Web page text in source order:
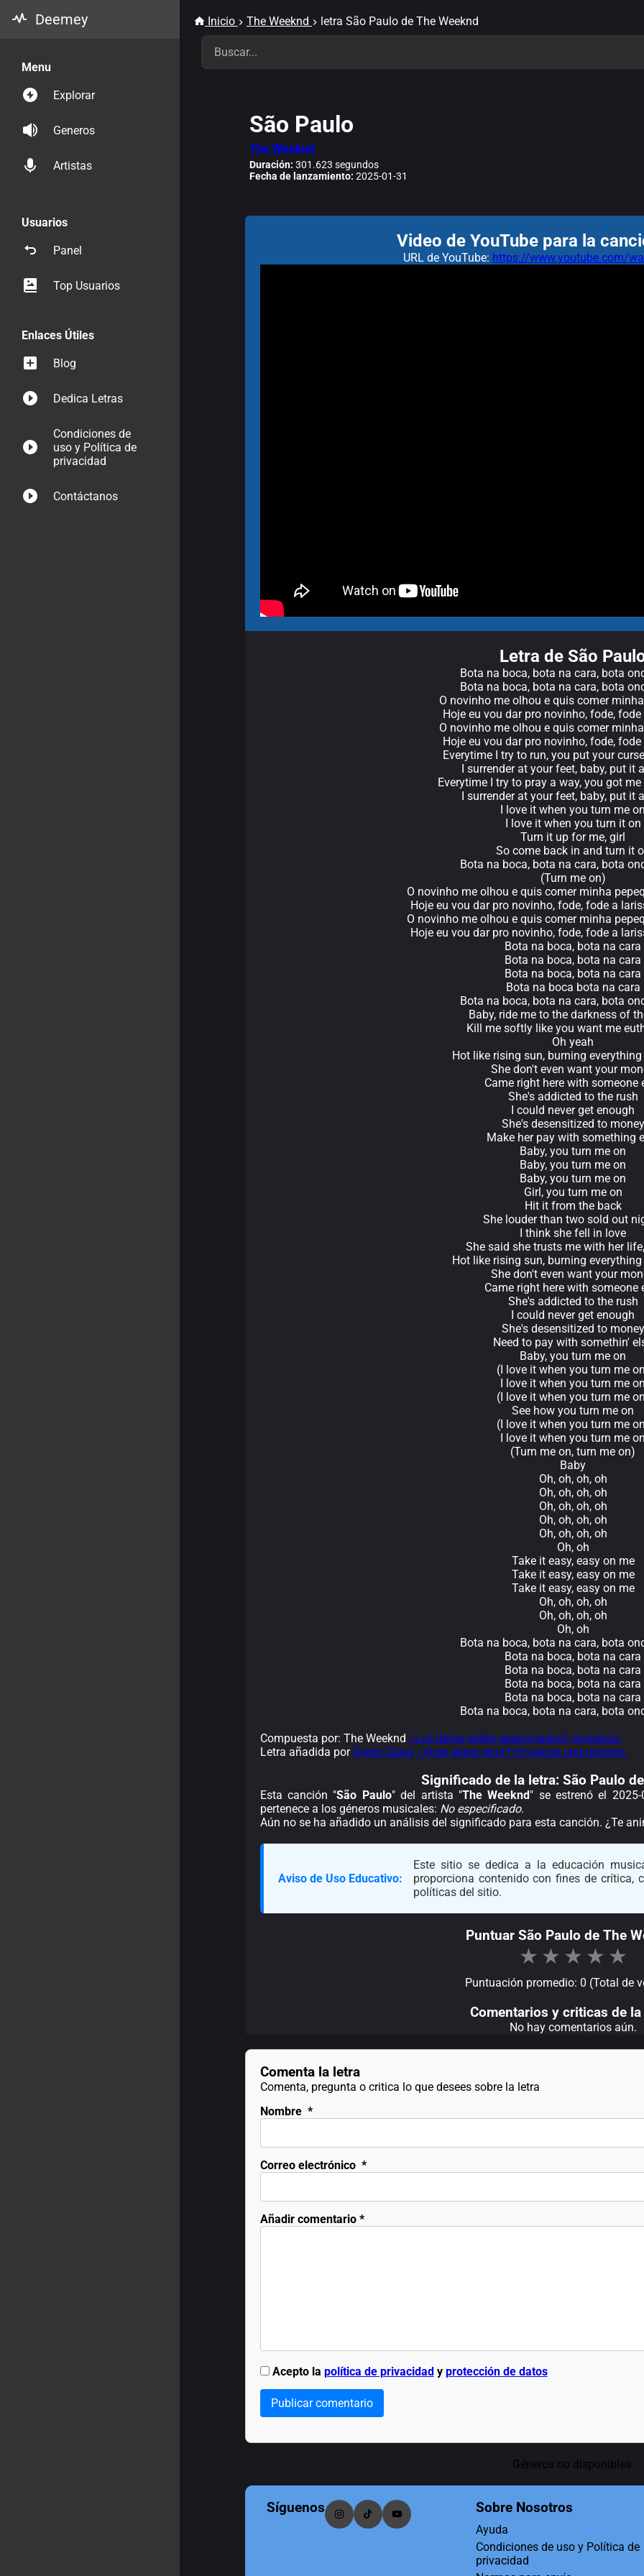
Deemey
Menu
Explorar
Generos
Artistas
Usuarios
Panel
Top Usuarios
Enlaces Útiles
Blog
Dedica Letras
Condiciones de
uso y Política de
privacidad
Contáctanos
Inicio The Weeknd letra São Paulo de The Weeknd
São Paulo
The Weeknd
Duración: 301.623 segundos
Fecha de lanzamiento: 2025-01-31
Video de YouTube para la
URL de YouTube: https://www.youtube.com/
Letra de São
Bota na boca, bota na cara, bota
Bota na boca, bota na cara, bota
O novinho me olhou e quis comer
Hoje eu vou dar pro novinho, fode,
O novinho me olhou e quis comer
Hoje eu vou dar pro novinho, fode,
Everytime I try to run, you put your
I surrender at your feet, baby, put it
Everytime I try to pray a way, you got
I surrender at your feet, baby, put it
I love it when you turn me on
I love it when you turn it on
Turn it up for me, girl
So come back in and turn it
Bota na boca, bota na cara, bota
(Turn me on)
O novinho me olhou e quis comer minha
Hoje eu vou dar pro novinho, fode, fode a
O novinho me olhou e quis comer minha
Hoje eu vou dar pro novinho, fode, fode a
Bota na boca, bota na cara
Bota na boca, bota na cara
Bota na boca, bota na cara
Bota na boca bota na cara
Bota na boca, bota na cara, bota
Baby, ride me to the darkness of
Kill me softly like you want me
Oh yeah
Hot like rising sun, burning
She don't even want your
Came right here with someone
She's addicted to the rush
I could never get enough
She's desensitized to money
Make her pay with something
Baby, you turn me on
Baby, you turn me on
Baby, you turn me on
Girl, you turn me on
Hit it from the back
She louder than two sold out
I think she fell in love
She said she trusts me with her
Hot like rising sun, burning
She don't even want your
Came right here with someone
She's addicted to the rush
I could never get enough
She's desensitized to money
Need to pay with somethin'
Baby, you turn me on
(I love it when you turn me
I love it when you turn me on
(I love it when you turn me
See how you turn me on
(I love it when you turn me
I love it when you turn me on
(Turn me on, turn me on)
Baby
Oh, oh, oh, oh
Oh, oh, oh, oh
Oh, oh, oh, oh
Oh, oh, oh, oh
Oh, oh, oh, oh
Oh, oh
Take it easy, easy on me
Take it easy, easy on me
Take it easy, easy on me
Oh, oh, oh, oh
Oh, oh, oh, oh
Oh, oh
Bota na boca, bota na cara, bota
Bota na boca, bota na cara
Bota na boca, bota na cara
Bota na boca, bota na cara
Bota na boca, bota na cara
Bota na boca, bota na cara, bota
Compuesta por: The Weeknd ¿Los datos están equivocados? Avísanos.
Letra añadida por Diego Salas ¿Viste algún error? Envíanos una revisión.
Significado de la letra: São Paulo
Esta canción "São Paulo" del artista "The Weeknd" se estrenó el
pertenece a los géneros musicales: No especificado.
Aún no se ha añadido un análisis del significado para esta canción. ¿Te
Aviso de Uso Educativo:
Este sitio se dedica a la educación
proporciona contenido con fines de crítica,
políticas del sitio.
Puntuar São Paulo de The
★ ★ ★ ★ ★
Puntuación promedio: 0 (Total de
Comentarios y criticas de la
No hay comentarios aún.
Comenta la letra
Comenta, pregunta o critica lo que desees sobre la letra
Nombre *
Correo electrónico *
Añadir comentario*
Acepto la política de privacidady protección de datos
Publicar comentario
Géneros no disponibles.
Síguenos Sobre Nosotros
Ayuda
Condiciones de uso y Política de
privacidad